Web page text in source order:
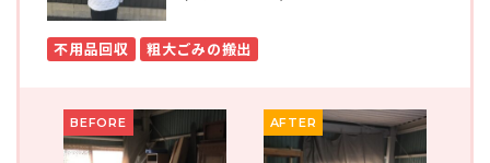
不用品回収 粗大ごみの搬出
BEFORE AFTER